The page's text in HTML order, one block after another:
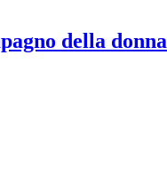
della donna